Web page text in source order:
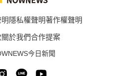
隱私權聲明著作權聲明
關於我們合作提案
今日新聞